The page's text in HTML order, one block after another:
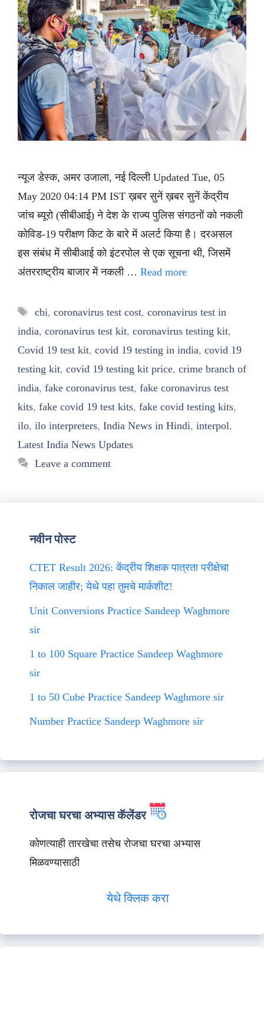
न्यूज डेस्क, अमर उजाला, नई दिल्ली Updated Tue, 05
May 2020 04:14 PM IST ख़बर सुनें ख़बर सुनें केंद्रीय
जांच ब्यूरो (सीबीआई) ने देश के राज्य पुलिस संगठनों को नकली
कोविड-19 परीक्षण किट के बारे में अलर्ट किया है। दरअसल
इस संबंध में सीबीआई को इंटरपोल से एक सूचना थी, जिसमें
अंतरराष्ट्रीय बाजार में नकली … Read more
Tags
cbi, coronavirus test cost, coronavirus test in
india, coronavirus test kit, coronavirus testing kit,
Covid 19 test kit, covid 19 testing in india, covid 19
testing kit, covid 19 testing kit price, crime branch of
india, fake coronavirus test, fake coronavirus test
kits, fake covid 19 test kits, fake covid testing kits,
ilo, ilo interpreters, India News in Hindi, interpol,
Latest India News Updates
Leave a comment
नवीन पोस्ट
CTET Result 2026: केंद्रीय शिक्षक पात्रता परीक्षेचा
निकाल जाहीर; येथे पहा तुमचे मार्कशीट!
Unit Conversions Practice Sandeep Waghmore
sir
1 to 100 Square Practice Sandeep Waghmore
sir
1 to 50 Cube Practice Sandeep Waghmore sir
Number Practice Sandeep Waghmore sir
रोजचा घरचा अभ्यास कॅलेंडर
कोणत्याही तारखेचा तसेच रोजचा घरचा अभ्यास
मिळवण्यासाठी
येथे क्लिक करा